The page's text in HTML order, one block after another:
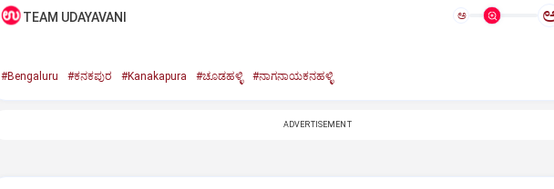
TEAM UDAYAVANI ಅ
#Bengaluru #ಕನಕಪುರ #Kanakapura #ಚೂಡಹಳ್ಳಿ #ನಾಗನಾಯಕನಹಳ್ಳಿ
ADVERTISEMENT